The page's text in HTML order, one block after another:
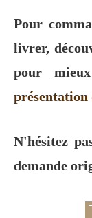
Pour
livrer,
pour
présentation
N'hésitez
demande